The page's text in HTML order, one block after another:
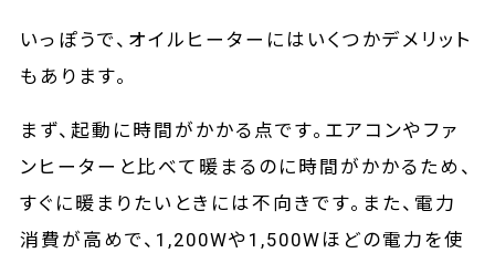
いっぽうで、オイルヒーターにはいくつかデメリット
もあります。
まず、起動に時間がかかる点です。エアコンやファ
ンヒーターと比べて暖まるのに時間がかかるため、
すぐに暖まりたいときには不向きです。また、電力
消費が高めで、1,200Wや1,500Wほどの電力を使